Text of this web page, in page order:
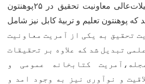
معاونیت تحقیق در ۲۵پوهنتون
که پوهنتون تعلیم و تربیۀ کابل نیز شامل
تحقیق به یکی از آمریت معاونیت
تبدیل شد که علاوه بر تحقیقات
کتابخانه عمومی و
و نوآوری نیز به وجود امد و